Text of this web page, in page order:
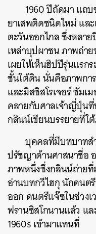
1960 ปีถัดมา แถ
ยาเสพติดชนิดใหม่ แล
ตะวันออกไกล ซึ่งหลา
เหล่าบุปผาชน ภาพถ่า
เผยให้เห็นฮิปปีรุ่นแรก
ชั้นใต้ดิน นั่นคือภาพกา
และมิสซิสโรเจอร์ ซัม
คลายกับศาลเจ้าญี่ปุ่น
กลินน์เขียนบรรยายที่ใ
บุคคลที่มีบทบาทส
ปรัชญาด้านศาสนาชื่อ
ภาพหนึ่งซึ่งกลินน์ถ่ายที่
อ่านบทกวีไฮกุ นักดนต
ออก ดนตรีแจ๊ซในช่วง
ฟรานซิสโกนานแล้ว แ
1960s เข้ามาแทนที่